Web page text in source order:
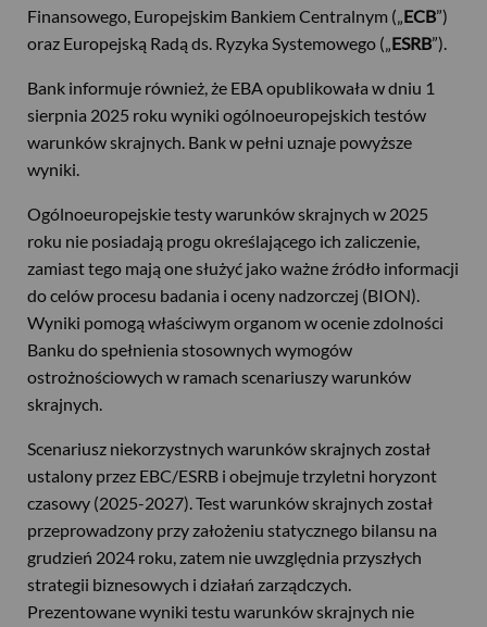
Finansowego, Europejskim Bankiem Centralnym („ECB”)
oraz Europejską Radą ds. Ryzyka Systemowego („ESRB”).
Bank informuje również, że EBA opublikowała w dniu 1
sierpnia 2025 roku wyniki ogólnoeuropejskich testów
warunków skrajnych. Bank w pełni uznaje powyższe
wyniki.
Ogólnoeuropejskie testy warunków skrajnych w 2025
roku nie posiadają progu określającego ich zaliczenie,
zamiast tego mają one służyć jako ważne źródło informacji
do celów procesu badania i oceny nadzorczej (BION).
Wyniki pomogą właściwym organom w ocenie zdolności
Banku do spełnienia stosownych wymogów
ostrożnościowych w ramach scenariuszy warunków
skrajnych.
Scenariusz niekorzystnych warunków skrajnych został
ustalony przez EBC/ESRB i obejmuje trzyletni horyzont
czasowy (2025-2027). Test warunków skrajnych został
przeprowadzony przy założeniu statycznego bilansu na
grudzień 2024 roku, zatem nie uwzględnia przyszłych
strategii biznesowych i działań zarządczych.
Prezentowane wyniki testu warunków skrajnych nie